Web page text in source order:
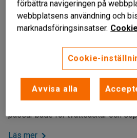
Enkelt att hantera säckarna
Flyttbar och stadig säckhållare på
passar både för tvättsäckar och
Läs mer
förbättra navigeringen på
webbplatsens användning och
marknadsföringsinsatser.
Cookie-
Avvisa alla